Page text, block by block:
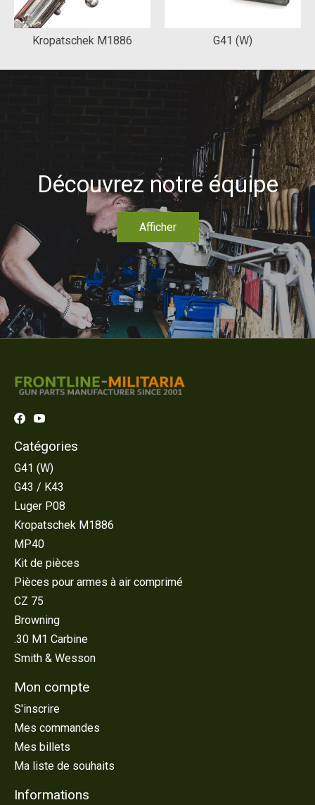
Kropatschek M1886 G41 (W)
Découvrez notre équipe
Afficher
Catégories
G41 (W)
G43 / K43
Luger P08
Kropatschek M1886
MP40
Kit de pièces
Pièces pour armes à air comprimé
CZ 75
Browning
.30 M1 Carbine
Smith & Wesson
Mon compte
S'inscrire
Mes commandes
Mes billets
Ma liste de souhaits
Informations